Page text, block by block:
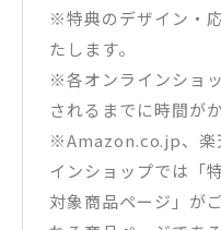
※特典のデザイン・
たします。
※各オンラインショ
されるまでに時間が
※Amazon.co.jp、楽
インショップでは「
対象商品ページ」が